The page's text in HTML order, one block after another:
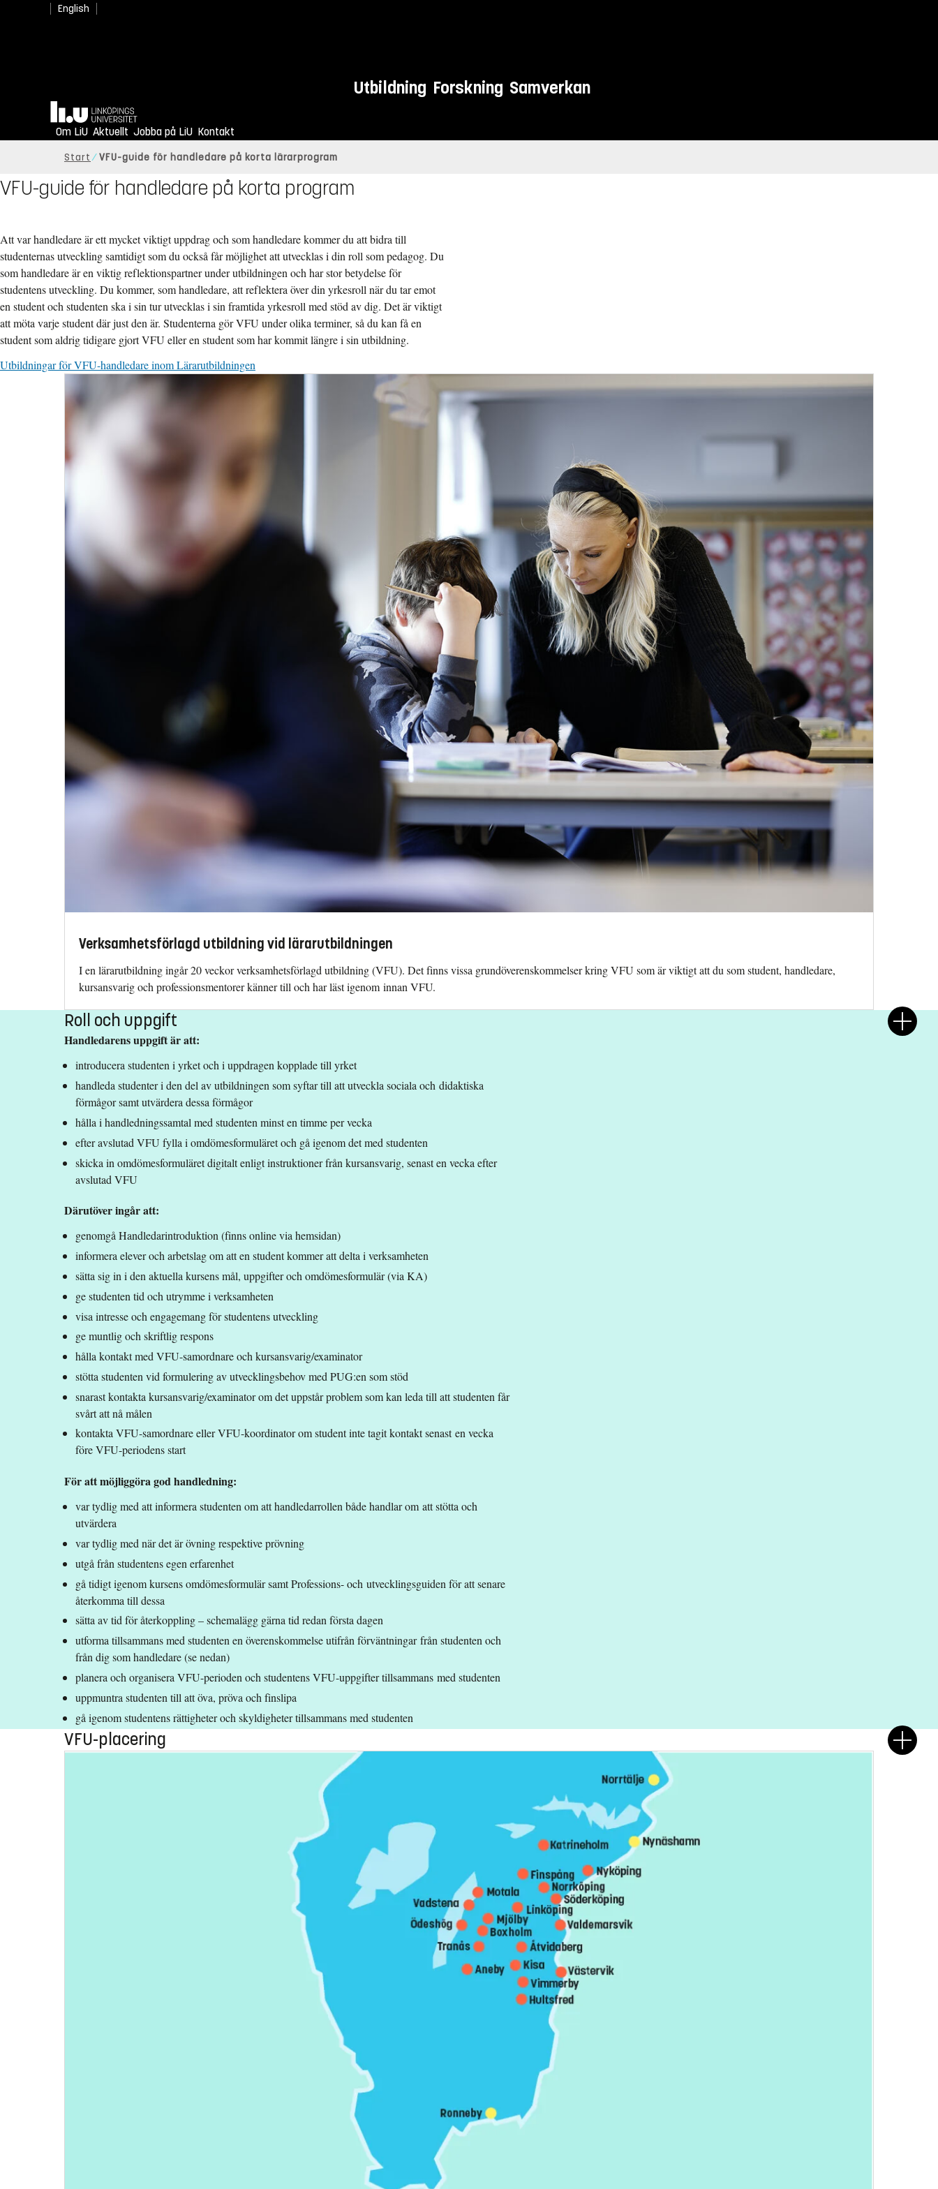
English
Utbildning Forskning Samverkan
Hem
Om LiU Aktuellt Jobba på LiU Kontakt
Start VFU-guide för handledare på korta lärarprogram
VFU-guide för handledare på korta program
Att var handledare är ett mycket viktigt uppdrag och som handledare kommer du att bidra till
studenternas utveckling samtidigt som du också får möjlighet att utvecklas i din roll som pedagog. Du
som handledare är en viktig reflektionspartner under utbildningen och har stor betydelse för
studentens utveckling. Du kommer, som handledare, att reflektera över din yrkesroll när du tar emot
en student och studenten ska i sin tur utvecklas i sin framtida yrkesroll med stöd av dig. Det är viktigt
att möta varje student där just den är. Studenterna gör VFU under olika terminer, så du kan få en
student som aldrig tidigare gjort VFU eller en student som har kommit längre i sin utbildning.
Utbildningar för VFU-handledare inom Lärarutbildningen
Verksamhetsförlagd utbildning vid lärarutbildningen
I en lärarutbildning ingår 20 veckor verksamhetsförlagd utbildning (VFU). Det finns vissa grundöverenskommelser kring VFU som är viktigt att du som student, handledare,
kursansvarig och professionsmentorer känner till och har läst igenom innan VFU.
Roll och uppgift
Handledarens uppgift är att:
introducera studenten i yrket och i uppdragen kopplade till yrket
handleda studenter i den del av utbildningen som syftar till att utveckla sociala och didaktiska
förmågor samt utvärdera dessa förmågor
hålla i handledningssamtal med studenten minst en timme per vecka
efter avslutad VFU fylla i omdömesformuläret och gå igenom det med studenten
skicka in omdömesformuläret digitalt enligt instruktioner från kursansvarig, senast en vecka efter
avslutad VFU
Därutöver ingår att:
genomgå Handledarintroduktion (finns online via hemsidan)
informera elever och arbetslag om att en student kommer att delta i verksamheten
sätta sig in i den aktuella kursens mål, uppgifter och omdömesformulär (via KA)
ge studenten tid och utrymme i verksamheten
visa intresse och engagemang för studentens utveckling
ge muntlig och skriftlig respons
hålla kontakt med VFU-samordnare och kursansvarig/examinator
stötta studenten vid formulering av utvecklingsbehov med PUG:en som stöd
snarast kontakta kursansvarig/examinator om det uppstår problem som kan leda till att studenten får
svårt att nå målen
kontakta VFU-samordnare eller VFU-koordinator om student inte tagit kontakt senast en vecka
före VFU-periodens start
För att möjliggöra god handledning:
var tydlig med att informera studenten om att handledarrollen både handlar om att stötta och
utvärdera
var tydlig med när det är övning respektive prövning
utgå från studentens egen erfarenhet
gå tidigt igenom kursens omdömesformulär samt Professions- och utvecklingsguiden för att senare
återkomma till dessa
sätta av tid för återkoppling – schemalägg gärna tid redan första dagen
utforma tillsammans med studenten en överenskommelse utifrån förväntningar från studenten och
från dig som handledare (se nedan)
planera och organisera VFU-perioden och studentens VFU-uppgifter tillsammans med studenten
uppmuntra studenten till att öva, pröva och finslipa
gå igenom studentens rättigheter och skyldigheter tillsammans med studenten
VFU-placering